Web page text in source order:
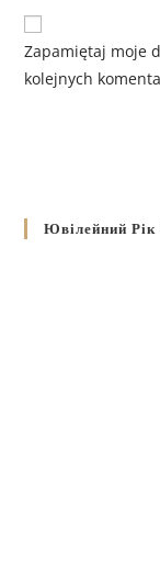
Zapamiętaj moje
kolejnych
Ювілейний Рік